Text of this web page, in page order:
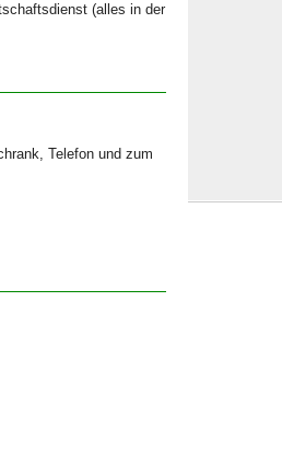
(alles in der
Telefon und zum